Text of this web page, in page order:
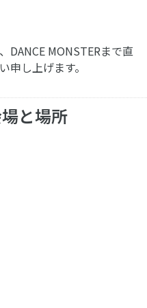
DANCE MONSTERまで直
申し上げます。
と場所